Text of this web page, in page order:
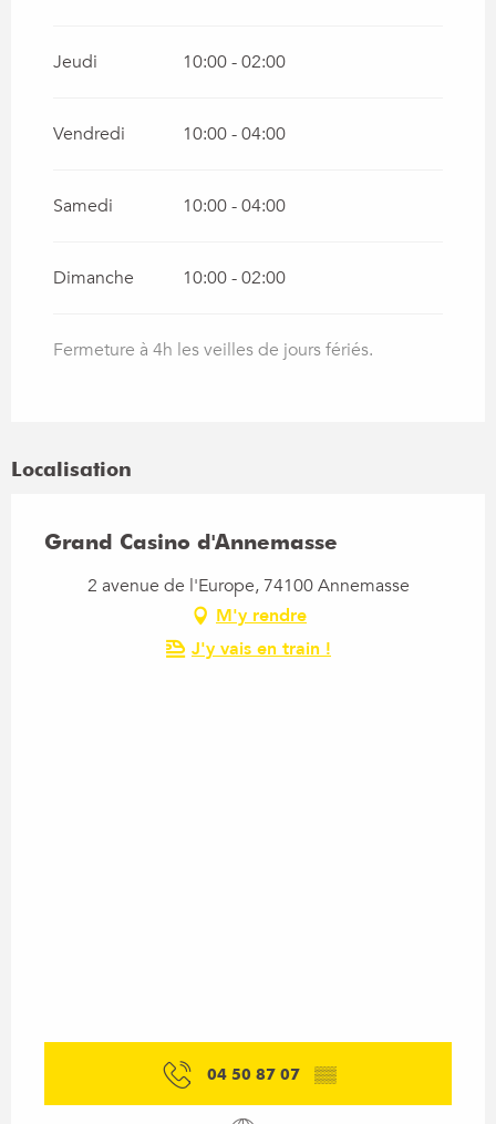
Jeudi 10:00 - 02:00
Vendredi 10:00 - 04:00
Samedi 10:00 - 04:00
Dimanche 10:00 - 02:00
Fermeture à 4h les veilles de jours fériés.
Localisation
Grand Casino d'Annemasse
2 avenue de l'Europe, 74100 Annemasse
M'y rendre
J'y vais en train !
04 50 87 07 ▒▒